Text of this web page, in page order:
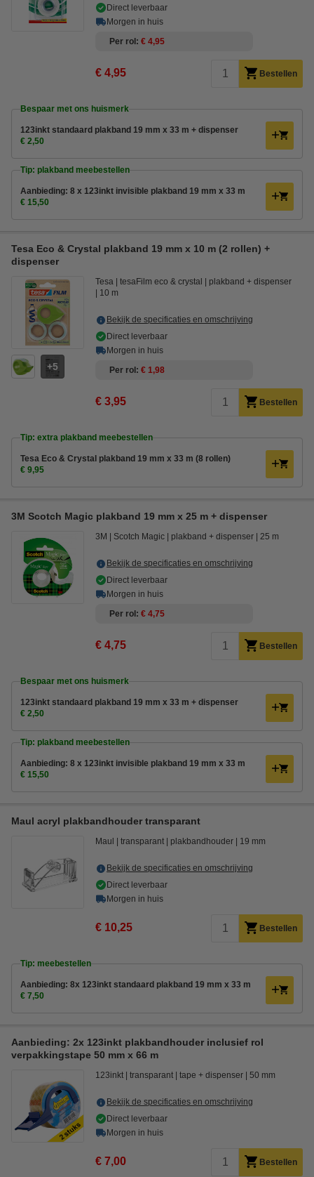
Direct leverbaar
Morgen in huis
Per rol
€ 4,95
€ 4,95 Bestellen
Bespaar met ons huismerk
123inkt standaard plakband 19 mm x 33 m + dispenser
€ 2,50
Tip: plakband meebestellen
Aanbieding: 8 x 123inkt invisible plakband 19 mm x 33 m
€ 15,50
Tesa Eco & Crystal plakband 19 mm x 10 m (2 rollen) +
dispenser
5
Tesa tesaFilm eco & crystal
plakband + dispenser
10 m
Bekijk de specificaties en omschrijving
Direct leverbaar
Morgen in huis
Per rol
€ 1,98
€ 3,95 Bestellen
Tip: extra plakband meebestellen
Tesa Eco & Crystal plakband 19 mm x 33 m (8 rollen)
€ 9,95
3M Scotch Magic plakband 19 mm x 25 m + dispenser
3M Scotch Magic plakband + dispenser 25 m
Bekijk de specificaties en omschrijving
Direct leverbaar
Morgen in huis
Per rol
€ 4,75
€ 4,75 Bestellen
Bespaar met ons huismerk
123inkt standaard plakband 19 mm x 33 m + dispenser
€ 2,50
Tip: plakband meebestellen
Aanbieding: 8 x 123inkt invisible plakband 19 mm x 33 m
€ 15,50
Maul acryl plakbandhouder transparant
Maul transparant plakbandhouder 19 mm
Bekijk de specificaties en omschrijving
Direct leverbaar
Morgen in huis
€ 10,25 Bestellen
Tip: meebestellen
Aanbieding: 8x 123inkt standaard plakband 19 mm x 33 m
€ 7,50
Aanbieding: 2x 123inkt plakbandhouder inclusief rol
verpakkingstape 50 mm x 66 m
123inkt transparant tape + dispenser 50 mm
Bekijk de specificaties en omschrijving
Direct leverbaar
Morgen in huis
€ 7,00 Bestellen